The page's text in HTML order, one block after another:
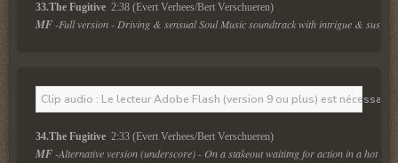
33.The Fugitive 2:38 (Evert Verhees/Bert Verschueren)
MF -Full version - Driving & sensual Soul Music soundtrack with intrigue &
Clip audio : Le lecteur Adobe Flash (version 9 ou plus) est
34.The Fugitive 2:33 (Evert Verhees/Bert Verschueren)
MF -Alternative version (underscore) - On a stakeout waititng for action in a hot